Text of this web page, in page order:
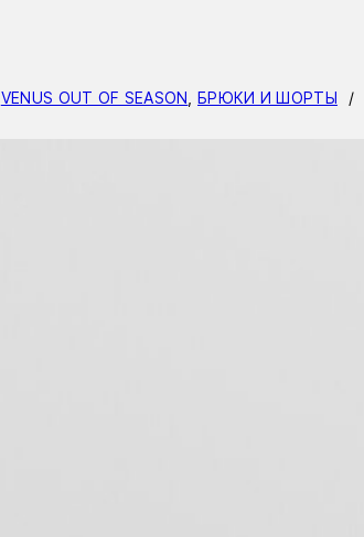
VENUS OUT OF SEASON ,БРЮКИ И ШОРТЫ /